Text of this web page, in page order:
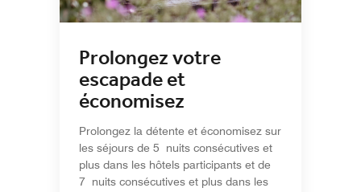
Prolongez votre
escapade et
économisez
Prolongez la détente et économisez sur
les séjours de 5 nuits consécutives et
plus dans les hôtels participants et de
7 nuits consécutives et plus dans les